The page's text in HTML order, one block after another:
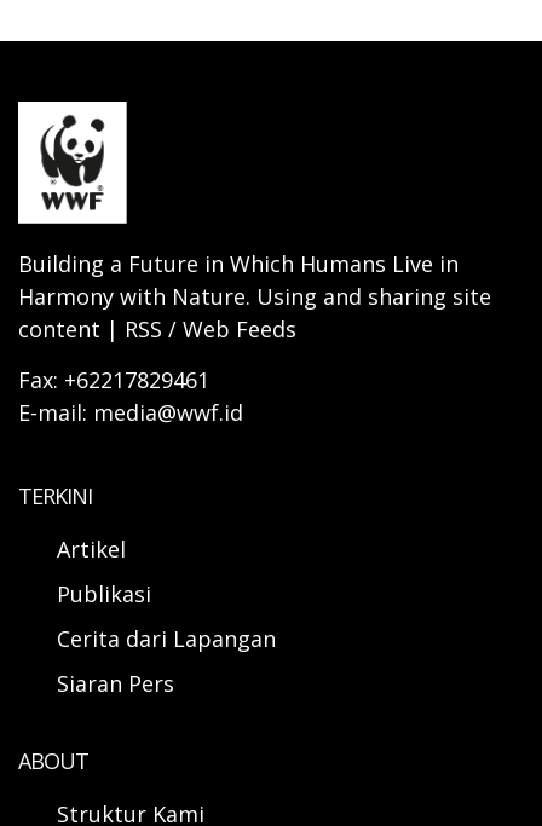
Building a Future in Which Humans Live in
Harmony with Nature. Using and sharing site
content | RSS / Web Feeds
Fax: +62217829461
E-mail: media@wwf.id
TERKINI
Artikel
Publikasi
Cerita dari Lapangan
Siaran Pers
ABOUT
Struktur Kami